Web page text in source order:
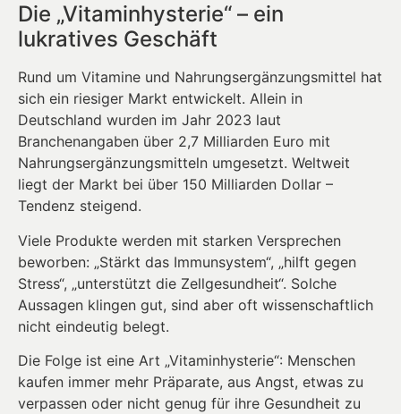
Die „Vitaminhysterie“ – ein
lukratives Geschäft
Rund um Vitamine und Nahrungsergänzungsmittel hat
sich ein riesiger Markt entwickelt. Allein in
Deutschland wurden im Jahr 2023 laut
Branchenangaben über 2,7 Milliarden Euro mit
Nahrungsergänzungsmitteln umgesetzt. Weltweit
liegt der Markt bei über 150 Milliarden Dollar –
Tendenz steigend.
Viele Produkte werden mit starken Versprechen
beworben: „Stärkt das Immunsystem“, „hilft gegen
Stress“, „unterstützt die Zellgesundheit“. Solche
Aussagen klingen gut, sind aber oft wissenschaftlich
nicht eindeutig belegt.
Die Folge ist eine Art „Vitaminhysterie“: Menschen
kaufen immer mehr Präparate, aus Angst, etwas zu
verpassen oder nicht genug für ihre Gesundheit zu